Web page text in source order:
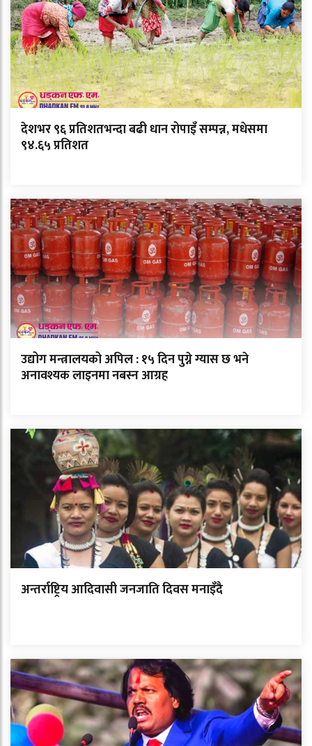
देशभर ९६ प्रतिशतभन्दा बढी धान रोपाइँ सम्पन्न, मधेसमा
९४.६५ प्रतिशत
उद्योग मन्त्रालयको अपिल : १५ दिन पुग्ने ग्यास छ भने
अनावश्यक लाइनमा नबस्न आग्रह
अन्तर्राष्ट्रिय आदिवासी जनजाति दिवस मनाइँदै